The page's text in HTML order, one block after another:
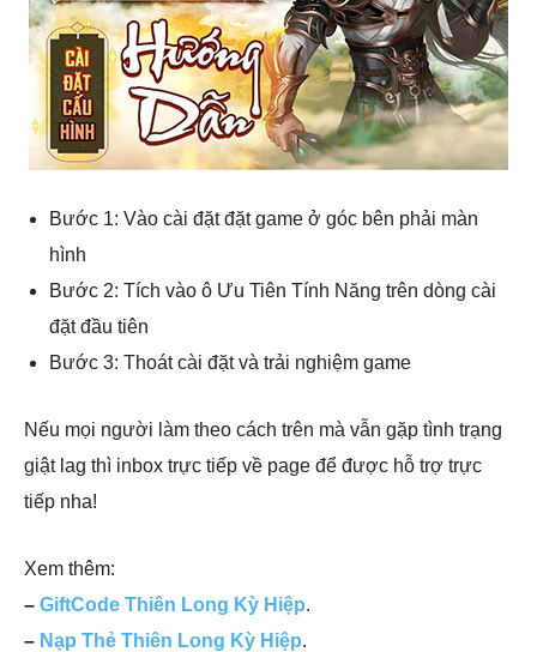
Bước 1: Vào cài đặt đặt game ở góc bên phải màn
hình
Bước 2: Tích vào ô Ưu Tiên Tính Năng trên dòng cài
đặt đầu tiên
Bước 3: Thoát cài đặt và trải nghiệm game
Nếu mọi người làm theo cách trên mà vẫn gặp tình trạng
giật lag thì inbox trực tiếp về page để được hỗ trợ trực
tiếp nha!
Xem thêm:
– GiftCode Thiên Long Kỳ Hiệp.
– Nạp Thẻ Thiên Long Kỳ Hiệp.